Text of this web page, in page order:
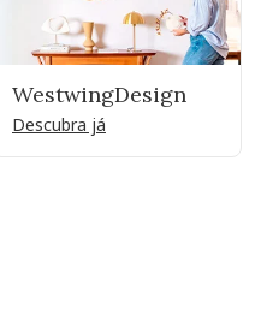
WestwingDesign
Descubra já